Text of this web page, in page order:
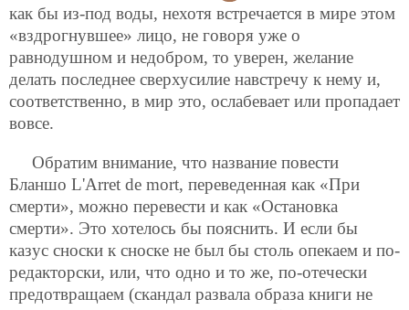
как бы из-под воды, нехотя встречается в мире этом
«вздрогнувшее» лицо, не говоря уже о
равнодушном и недобром, то уверен, желание
делать последнее сверхусилие навстречу к нему и,
соответственно, в мир это, ослабевает или пропадает
вовсе.
Обратим внимание, что название повести
Бланшо L'Arret de mort, переведенная как «При
смерти», можно перевести и как «Остановка
смерти». Это хотелось бы пояснить. И если бы
казус сноски к сноске не был бы столь опекаем и по-
редакторски, или, что одно и то же, по-отечески
предотвращаем (скандал развала образа книги не